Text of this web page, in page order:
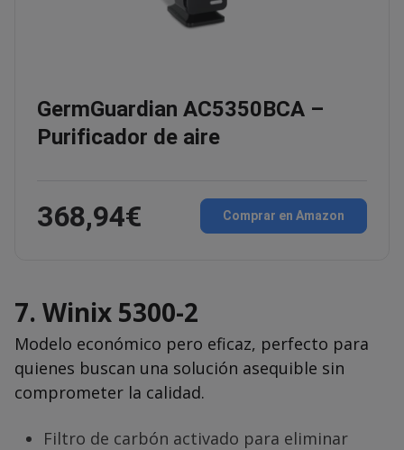
GermGuardian AC5350BCA –
Purificador de aire
368,94€ Comprar en Amazon
7. Winix 5300-2
Modelo económico pero eficaz, perfecto para
quienes buscan una solución asequible sin
comprometer la calidad.
Filtro de carbón activado para eliminar